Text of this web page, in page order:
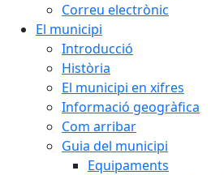
Correu electrònic
El municipi
Introducció
Història
El municipi en xifres
Informació geogràfica
Com arribar
Guia del municipi
Equipaments